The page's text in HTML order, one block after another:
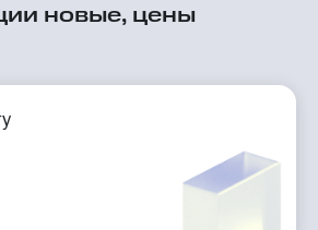
новые, цены